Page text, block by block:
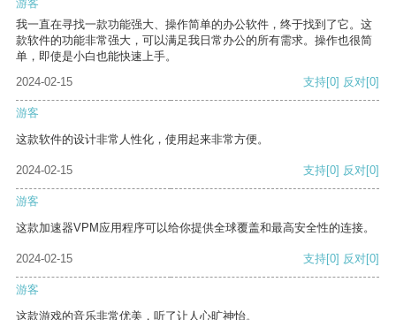
游客
我一直在寻找一款功能强大、操作简单的办公软件，终于找到了它。这
款软件的功能非常强大，可以满足我日常办公的所有需求。操作也很简
单，即使是小白也能快速上手。
2024-02-15
支持[0] 反对[0]
游客
这款软件的设计非常人性化，使用起来非常方便。
2024-02-15 支持[0] 反对[0]
游客
这款加速器VPM应用程序可以给你提供全球覆盖和最高安全性的连接。
2024-02-15 支持[0] 反对[0]
游客
这款游戏的音乐非常优美，听了让人心旷神怡。